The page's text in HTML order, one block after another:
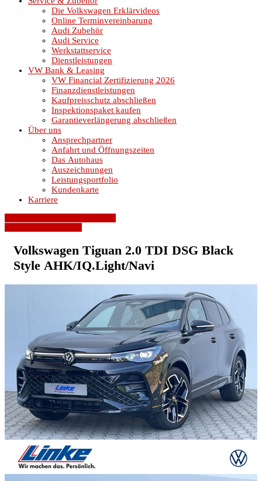
Die Volkswagen Erklärvideos
Online Terminvereinbarung
Audi Zubehör
Audi Service
Werkstattservice
Dienstleistungen
VW Bank & Leasing
VW Financial Zertifizierung 2026
Finanzdienstleistungen
Kaufpreisschutz abschließen
Inspektionspaket kaufen
Garantieverlängerung abschließen
Über uns
Ansprechpartner
Anfahrt und Öffnungszeiten
Das Autohaus
Auszeichnungen
Leistungsportfolio
Kundenkarte
Karriere
Volkswagen Tiguan 2.0 TDI DSG Black
Style AHK/IQ.Light/Navi